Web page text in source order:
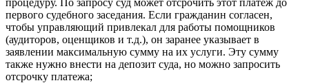
первого судебного заседания. Если гражданин согласен,
чтобы управляющий привлекал для работы помощников
(аудиторов, оценщиков и т.д.), он заранее указывает в
заявлении максимальную сумму на их услуги. Эту сумму
также нужно внести на депозит суда, но можно запросить
отсрочку платежа;